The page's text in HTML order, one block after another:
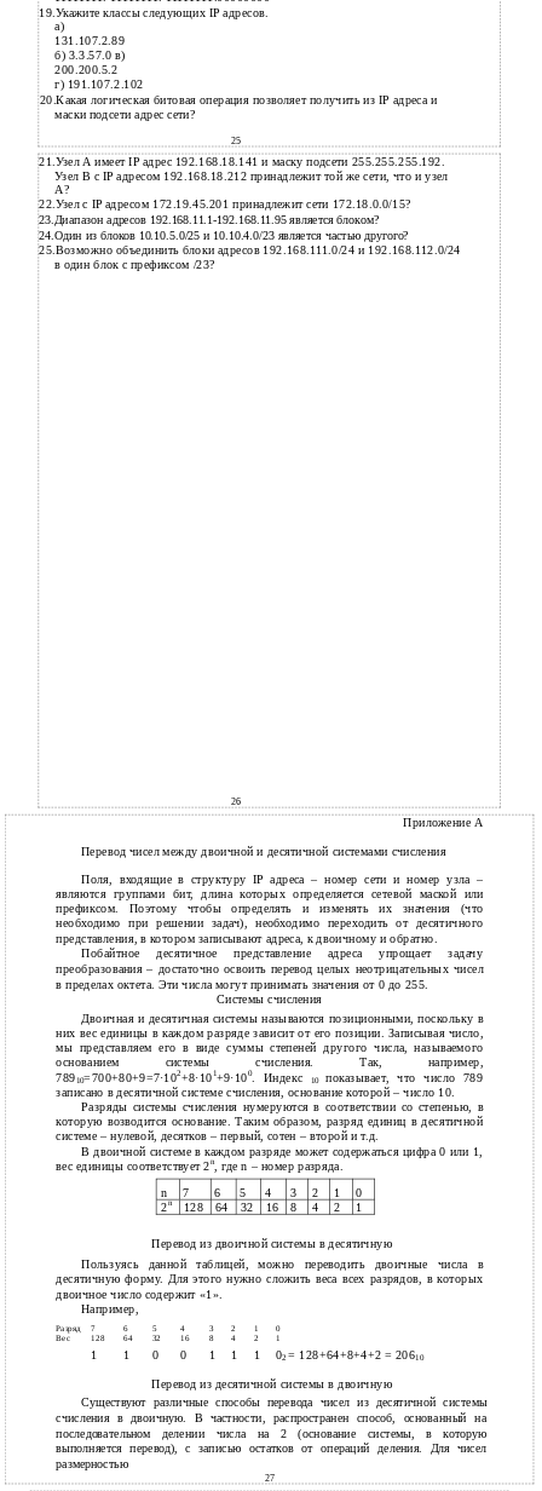
19.Укажите классы следующих IP адресов.
а)
131.107.2.89
б) 3.3.57.0 в)
200.200.5.2
г) 191.107.2.102
20.Какая логическая битовая операция позволяет получить из IP адреса и
маски подсети адрес сети?
25
21.Узел A имеет IP адрес 192.168.18.141 и маску подсети 255.255.255.192.
Узел B с IP адресом 192.168.18.212 принадлежит той же сети, что и узел
A?
22.Узел с IP адресом 172.19.45.201 принадлежит сети 172.18.0.0/15?
23.Диапазон адресов 192.168.11.1-192.168.11.95 является блоком?
24.Один из блоков 10.10.5.0/25 и 10.10.4.0/23 является частью другого?
25.Возможно объединить блоки адресов 192.168.111.0/24 и 192.168.112.0/24
в один блок с префиксом /23?
26
Приложение А
Перевод чисел между двоичной и десятичной системами счисления
Поля, входящие в структуру IP адреса – номер сети и номер узла –
являются группами бит, длина которых определяется сетевой маской или
префиксом. Поэтому чтобы определять и изменять их значения (что
необходимо при решении задач), необходимо переходить от десятичного
представления, в котором записывают адреса, к двоичному и обратно.
Побайтное десятичное представление адреса упрощает задачу
преобразования – достаточно освоить перевод целых неотрицательных чисел
в пределах октета. Эти числа могут принимать значения от 0 до 255.
Системы счисления
Двоичная и десятичная системы называются позиционными, поскольку в
них вес единицы в каждом разряде зависит от его позиции. Записывая число,
мы представляем его в виде суммы степеней другого числа, называемого
основанием системы счисления. Так, например,
789 10=700+80+9=7·102+8·10 1+9·100. Индекс 10показывает, что число 789
записано в десятичной системе счисления, основание которой – число 10.
Разряды системы счисления нумеруются в соответствии со степенью, в
которую возводится основание. Таким образом, разряд единиц в десятичной
системе – нулевой, десятков – первый, сотен – второй и т.д.
В двоичной системе в каждом разряде может содержаться цифра 0 или 1,
вес единицы соответствует 2n, где n – номер разряда.
n 7 6 5 4 3 2 1
0
2n 128 64 32 16 8 4 2 1
Перевод из двоичной системы в десятичную
Пользуясь данной таблицей, можно переводить двоичные числа в
десятичную форму. Для этого нужно сложить веса всех разрядов, в которых
двоичное число содержит «1».
Например,
Разряд 7 6 5 4 3 2 1
0
Вес
128 64 32 16 8 4 2 1
1 1 0 0 1 1 1 02= 128+64+8+4+2 = 20610
Перевод из десятичной системы в двоичную
Существуют различные способы перевода чисел из десятичной системы
счисления в двоичную. В частности, распространен способ, основанный на
последовательном делении числа на 2 (основание системы, в которую
выполняется перевод), с записью остатков от операций деления. Для чисел
размерностью
27